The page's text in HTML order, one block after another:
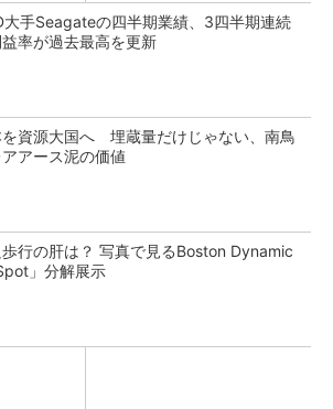
大手Seagateの四半期業績、3四半期連続
率が過去最高を更新
を資源大国へ 埋蔵量だけじゃない、南鳥
アース泥の価値
歩行の肝は？ 写真で見るBoston Dynamic
」分解展示